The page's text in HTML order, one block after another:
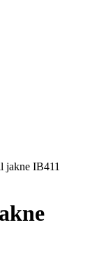
jakne IB411